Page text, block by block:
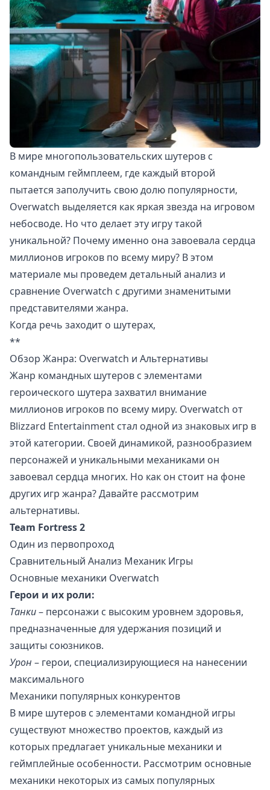
В мире многопользовательских шутеров с
командным геймплеем, где каждый второй
пытается заполучить свою долю популярности,
Overwatch выделяется как яркая звезда на игровом
небосводе. Но что делает эту игру такой
уникальной? Почему именно она завоевала сердца
миллионов игроков по всему миру? В этом
материале мы проведем детальный анализ и
сравнение Overwatch с другими знаменитыми
представителями жанра.
Когда речь заходит о шутерах,
**
Обзор Жанра: Overwatch и Альтернативы
Жанр командных шутеров с элементами
героического шутера захватил внимание
миллионов игроков по всему миру. Overwatch от
Blizzard Entertainment стал одной из знаковых игр в
этой категории. Своей динамикой, разнообразием
персонажей и уникальными механиками он
завоевал сердца многих. Но как он стоит на фоне
других игр жанра? Давайте рассмотрим
альтернативы.
Team Fortress 2
Один из первопроход
Сравнительный Анализ Механик Игры
Основные механики Overwatch
Герои и их роли:
Танки– персонажи с высоким уровнем здоровья,
предназначенные для удержания позиций и
защиты союзников.
Урон – герои, специализирующиеся на нанесении
максимального
Механики популярных конкурентов
В мире шутеров с элементами командной игры
существуют множество проектов, каждый из
которых предлагает уникальные механики и
геймплейные особенности. Рассмотрим основные
механики некоторых из самых популярных